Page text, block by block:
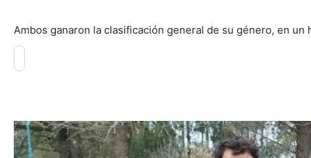
Ambos ganaron la clasificación general de su género, en